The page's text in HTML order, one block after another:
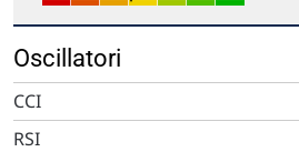
Oscillatori
CCI
RSI